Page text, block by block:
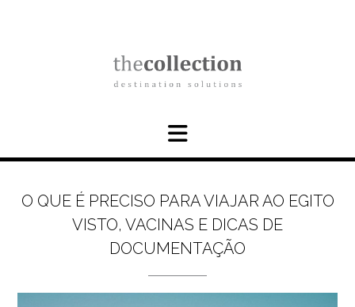
O QUE É PRECISO PARA VIAJAR AO EGITO
VISTO, VACINAS E DICAS DE
DOCUMENTAÇÃO